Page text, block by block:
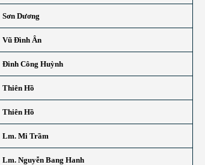
Sơn Dương
Vũ Đình Ân
Đinh Công Huỳnh
Thiên Hồ
Thiên Hồ
Lm. Mi Trầm
Lm. Nguyễn Bang Hanh